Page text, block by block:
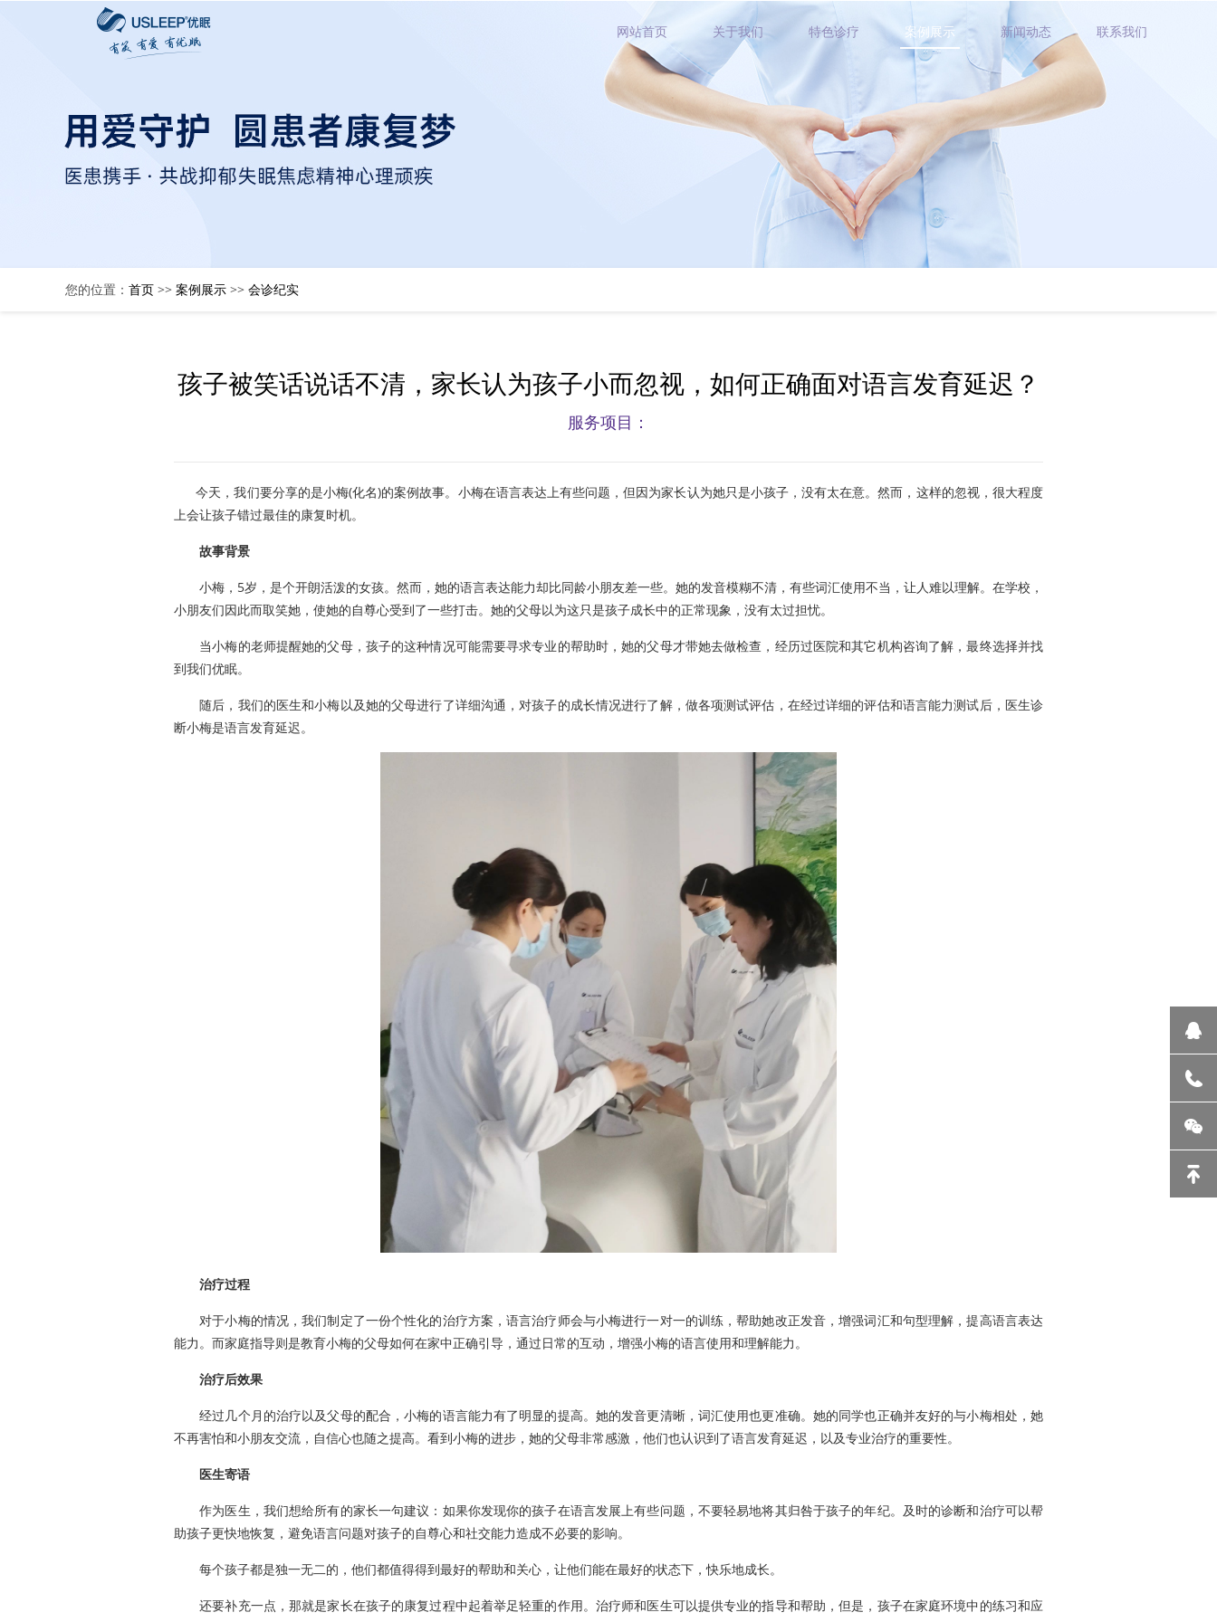
网站首页 关于我们 特色诊疗 案例展示 新闻动态 联系我们
您的位置： 首页 >> 案例展示 >> 会诊纪实
孩子被笑话说话不清，家长认为孩子小而忽视，如何正确面对语言发育延迟？
服务项目：
今天，我们要分享的是小梅(化名)的案例故事。小梅在语言表达上有些问题，但因为家长认为她只是小孩子，没有太在意。然而，这样的忽视，很大程度
上会让孩子错过最佳的康复时机。
故事背景
小梅，5岁，是个开朗活泼的女孩。然而，她的语言表达能力却比同龄小朋友差一些。她的发音模糊不清，有些词汇使用不当，让人难以理解。在学校，
小朋友们因此而取笑她，使她的自尊心受到了一些打击。她的父母以为这只是孩子成长中的正常现象，没有太过担忧。
当小梅的老师提醒她的父母，孩子的这种情况可能需要寻求专业的帮助时，她的父母才带她去做检查，经历过医院和其它机构咨询了解，最终选择并找
到我们优眠。
随后，我们的医生和小梅以及她的父母进行了详细沟通，对孩子的成长情况进行了解，做各项测试评估，在经过详细的评估和语言能力测试后，医生诊
断小梅是语言发育延迟。
治疗过程
对于小梅的情况，我们制定了一份个性化的治疗方案，语言治疗师会与小梅进行一对一的训练，帮助她改正发音，增强词汇和句型理解，提高语言表达
能力。而家庭指导则是教育小梅的父母如何在家中正确引导，通过日常的互动，增强小梅的语言使用和理解能力。
治疗后效果
经过几个月的治疗以及父母的配合，小梅的语言能力有了明显的提高。她的发音更清晰，词汇使用也更准确。她的同学也正确并友好的与小梅相处，她
不再害怕和小朋友交流，自信心也随之提高。看到小梅的进步，她的父母非常感激，他们也认识到了语言发育延迟，以及专业治疗的重要性。
医生寄语
作为医生，我们想给所有的家长一句建议：如果你发现你的孩子在语言发展上有些问题，不要轻易地将其归咎于孩子的年纪。及时的诊断和治疗可以帮
助孩子更快地恢复，避免语言问题对孩子的自尊心和社交能力造成不必要的影响。
每个孩子都是独一无二的，他们都值得得到最好的帮助和关心，让他们能在最好的状态下，快乐地成长。
还要补充一点，那就是家长在孩子的康复过程中起着举足轻重的作用。治疗师和医生可以提供专业的指导和帮助，但是，孩子在家庭环境中的练习和应